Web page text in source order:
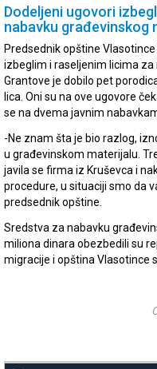
Dodeljeni ugovori
nabavku građevinskog
Predsednik opštine
izbeglim i raseljenim licima
Grantove je dobilo pet
lica. Oni su na ove ugovore
se na dvema javnim
-Ne znam šta je bio razlog,
u građevinskom materijalu.
javila se firma iz Kruševca i
procedure, u situaciji smo da
predsednik opštine.
Sredstva za nabavku
miliona dinara obezbedili su
migracije i opština Vlasotince